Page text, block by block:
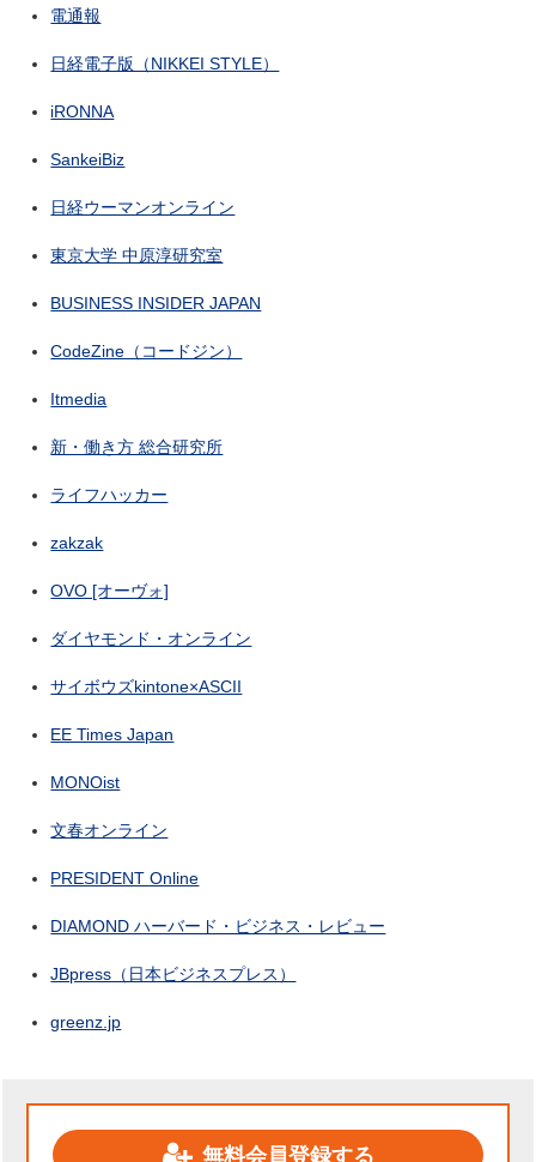
電通報
日経電子版（NIKKEI STYLE）
iRONNA
SankeiBiz
日経ウーマンオンライン
東京大学 中原淳研究室
BUSINESS INSIDER JAPAN
CodeZine（コードジン）
Itmedia
新・働き方 総合研究所
ライフハッカー
zakzak
OVO [オーヴォ]
ダイヤモンド・オンライン
サイボウズkintone×ASCII
EE Times Japan
MONOist
文春オンライン
PRESIDENT Online
DIAMOND ハーバード・ビジネス・レビュー
JBpress（日本ビジネスプレス）
greenz.jp
無料会員登録する